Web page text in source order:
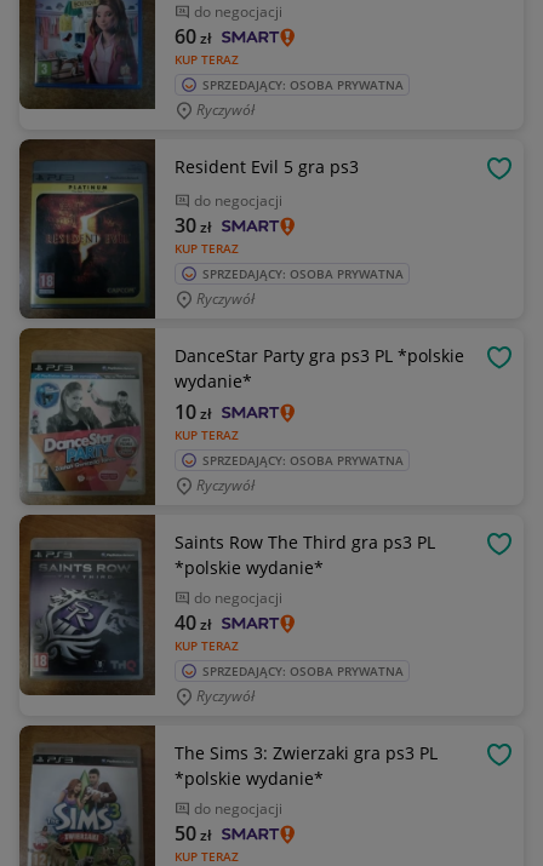
do negocjacji
KUP TERAZ
60zł
SPRZEDAJĄCY: OSOBA PRYWATNA
Ryczywół
Resident Evil 5 gra ps3
do negocjacji
KUP TERAZ
30zł
SPRZEDAJĄCY: OSOBA PRYWATNA
Ryczywół
DanceStar Party gra ps3 PL *polskie
wydanie*
KUP TERAZ
10zł
SPRZEDAJĄCY: OSOBA PRYWATNA
Ryczywół
Saints Row The Third gra ps3 PL
*polskie wydanie*
do negocjacji
KUP TERAZ
40zł
SPRZEDAJĄCY: OSOBA PRYWATNA
Ryczywół
The Sims 3: Zwierzaki gra ps3 PL
*polskie wydanie*
do negocjacji
KUP TERAZ
50zł